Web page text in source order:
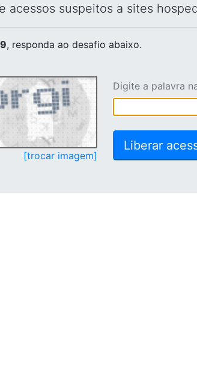
acessos suspeitos a sites
, responda ao desafio abaixo.
[trocar imagem]
Digite a palavra